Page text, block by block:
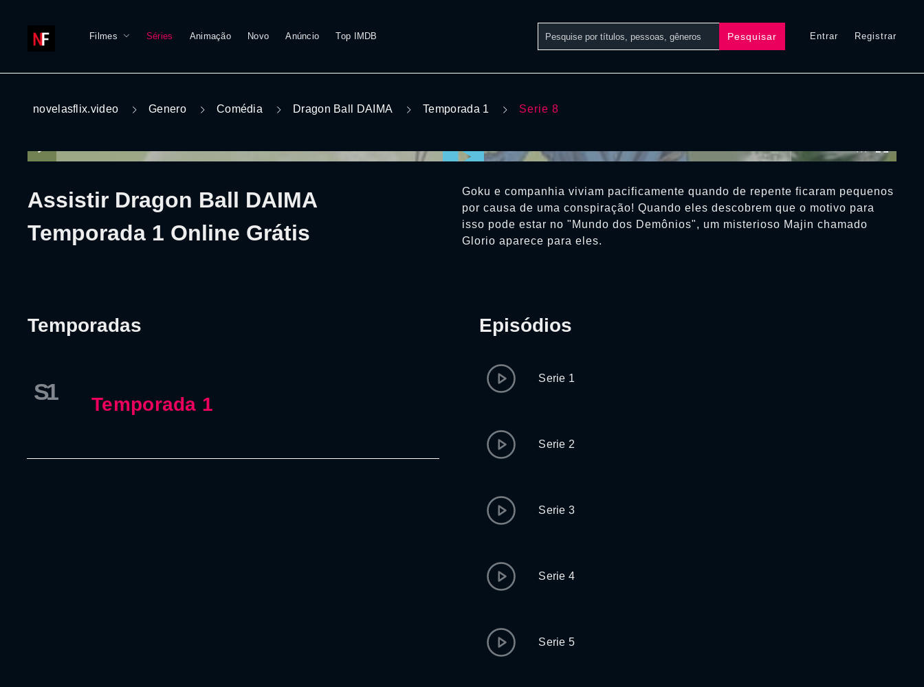
Filmes Séries Animação Novo Anúncio Top IMDB Pesquisar Entrar Registrar
novelasflix.video Genero Comédia Dragon Ball DAIMA Temporada 1 Serie 8
Assistir Dragon Ball DAIMA
Temporada 1 Online Grátis
Goku e companhia viviam pacificamente quando de repente ficaram pequenos
por causa de uma conspiração! Quando eles descobrem que o motivo para
isso pode estar no "Mundo dos Demônios", um misterioso Majin chamado
Glorio aparece para eles.
Temporadas
S1 Temporada 1
Episódios
Serie 1
Serie 2
Serie 3
Serie 4
Serie 5